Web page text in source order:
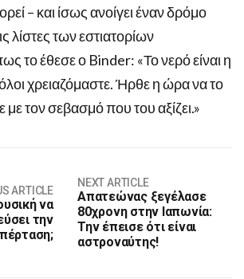
– και ίσως ανοίγει έναν δρόμο
λίστες των εστιατορίων
το έθεσε ο Binder: «Το νερό είναι η
χρειαζόμαστε. Ήρθε η ώρα να το
με τον σεβασμό που του αξίζει.»
ARTICLE
να
την
NEXT ARTICLE
Απατεώνας ξεγέλασε
80χρονη στην Ιαπωνία:
Την έπεισε ότι είναι
αστροναύτης!